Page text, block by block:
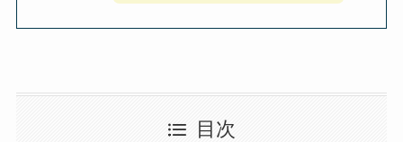
目次